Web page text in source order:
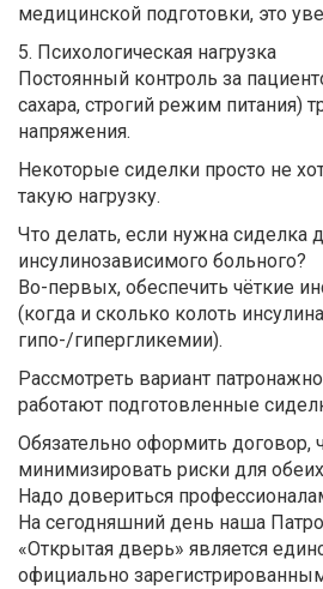
медицинской подготовки, это
5. Психологическая нагрузка
Постоянный контроль за
сахара, строгий режим питания)
напряжения.
Некоторые сиделки просто не
такую нагрузку.
Что делать, если нужна сиделка
инсулинозависимого больного?
Во-первых, обеспечить чёткие
(когда и сколько колоть
гипо-/гипергликемии).
Рассмотреть вариант
работают подготовленные
Обязательно оформить договор,
минимизировать риски для
Надо довериться
На сегодняшний день наша
«Открытая дверь» является
официально